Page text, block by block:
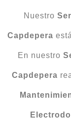
Nuestro
Capdepera
En nuestro
Capdepera